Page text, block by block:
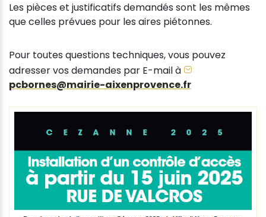
Les pièces et justificatifs demandés sont les mêmes
que celles prévues pour les aires piétonnes.
Pour toutes questions techniques, vous pouvez
adresser vos demandes par E-mail à
pcbornes@mairie-aixenprovence.fr